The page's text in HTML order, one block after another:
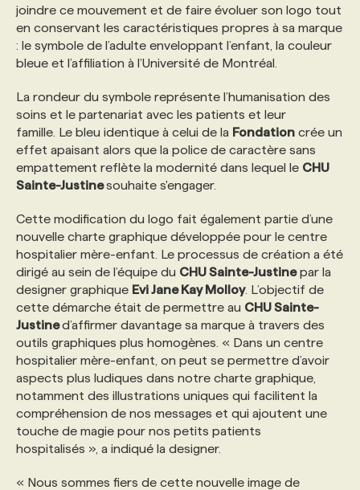
NOS TARIFS
FAQ
ANNONCEZ AVEC NOUS
ANNONCEZ AVEC NOUS
joindre ce mouvement et de faire évoluer son logo tout
en conservant les caractéristiques propres à sa marque
: le symbole de l’adulte enveloppant l’enfant, la couleur
bleue et l’affiliation à l’Université de Montréal.
La rondeur du symbole représente l’humanisation des
soins et le partenariat avec les patients et leur
famille. Le bleu identique à celui de la Fondation crée un
effet apaisant alors que la police de caractère sans
empattement reflète la modernité dans lequel le CHU
Sainte-Justinesouhaite s'engager.
Cette modification du logo fait également partie d’une
nouvelle charte graphique développée pour le centre
hospitalier mère-enfant. Le processus de création a été
dirigé au sein de l’équipe du CHU Sainte-Justinepar la
designer graphique Evi Jane Kay Molloy. L’objectif de
cette démarche était de permettre au CHU Sainte-
Justined’affirmer davantage sa marque à travers des
outils graphiques plus homogènes. « Dans un centre
hospitalier mère-enfant, on peut se permettre d’avoir
aspects plus ludiques dans notre charte graphique,
notamment des illustrations uniques qui facilitent la
compréhension de nos messages et qui ajoutent une
touche de magie pour nos petits patients
hospitalisés », a indiqué la designer.
« Nous sommes fiers de cette nouvelle image de